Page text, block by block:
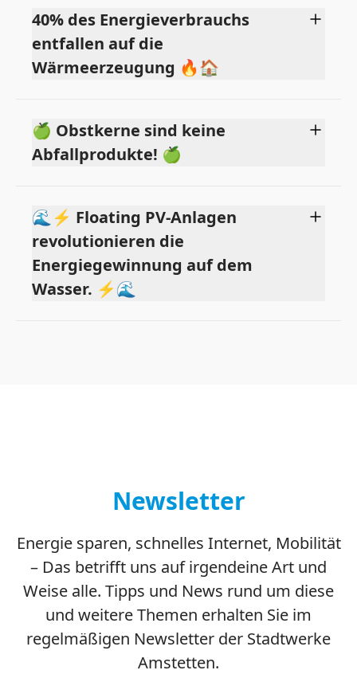
40% des Energieverbrauchs
entfallen auf die
Wärmeerzeugung 🔥🏠
🍏 Obstkerne sind keine
Abfallprodukte! 🍏
🌊⚡ Floating PV-Anlagen
revolutionieren die
Energiegewinnung auf dem
Wasser. ⚡🌊
Newsletter
Energie sparen, schnelles Internet, Mobilität
– Das betrifft uns auf irgendeine Art und
Weise alle. Tipps und News rund um diese
und weitere Themen erhalten Sie im
regelmäßigen Newsletter der Stadtwerke
Amstetten.